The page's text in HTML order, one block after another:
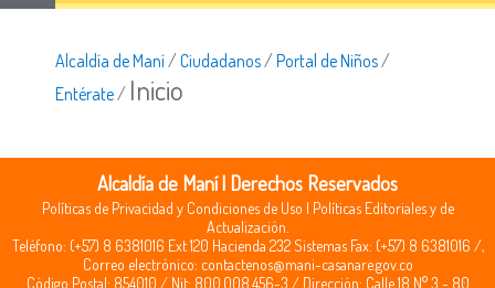
Alcaldía de Maní/ Ciudadanos/ Portal de Niños/
Entérate/ Inicio
Alcaldía de Maní | Derechos Reservados
Políticas de Privacidad y Condiciones de Uso | Políticas Editoriales y de
Actualización.
Teléfono: (+57) 8 6381016 Ext 120 Hacienda 232 Sistemas Fax: (+57) 8 6381016 /,
Correo electrónico: contactenos@mani-casanare.gov.co
Código Postal: 854010 / Nit: 800.008.456-3 / Dirección: Calle 18 N° 3 - 80